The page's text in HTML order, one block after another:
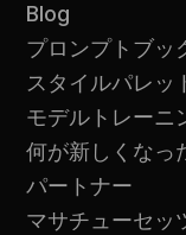
Blog
プロンプトブッ
スタイルパレッ
モデルトレーニ
何が新しくなっ
パートナー
マサチューセッ